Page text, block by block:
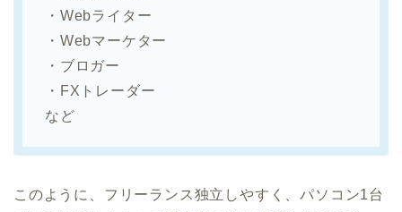
・Webライター
・Webマーケター
・ブロガー
・FXトレーダー
など
このように、フリーランス独立しやすく、パソコン1台